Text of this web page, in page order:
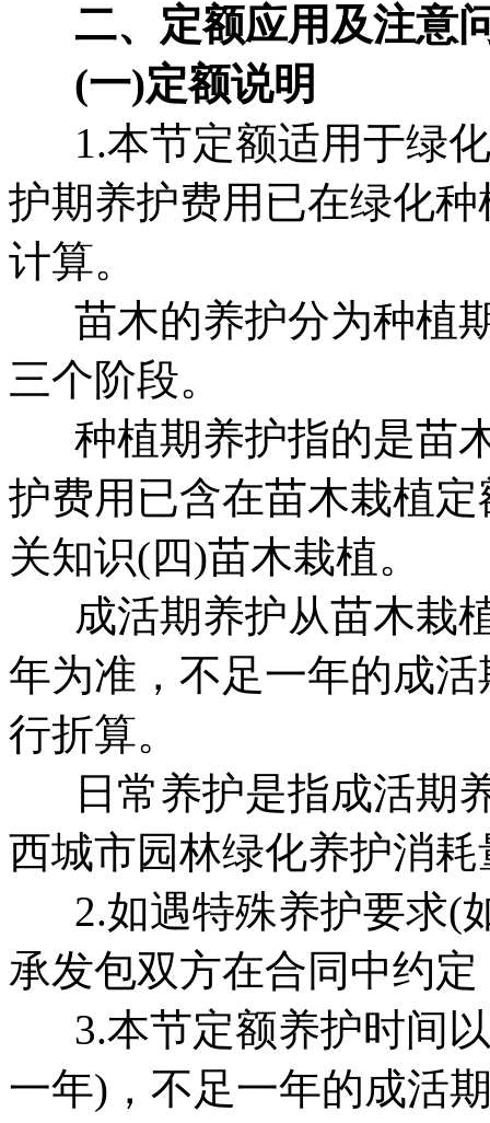
二、 定额应用及注意
(一)定额说明
1.本节定额适用于绿化
护期养护费用已在绿化
计算。
苗木的养护分为种植
三个阶段。
种植期养护指的是苗
护费用已含在苗木栽植
关知识(四)苗木栽植。
成活期养护从苗木栽
年为准，不足一年的成
行折算。
日常养护是指成活期
西城市园林绿化养护消
2.如遇特殊养护要求(
承发包双方在合同中约
3.本节定额养护时间以
一年)，不足一年的成活